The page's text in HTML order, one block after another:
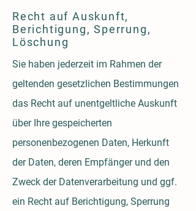
Recht auf Auskunft,
Berichtigung, Sperrung,
Löschung
Sie haben jederzeit im Rahmen der
geltenden gesetzlichen Bestimmungen
das Recht auf unentgeltliche Auskunft
über Ihre gespeicherten
personenbezogenen Daten, Herkunft
der Daten, deren Empfänger und den
Zweck der Datenverarbeitung und ggf.
ein Recht auf Berichtigung, Sperrung